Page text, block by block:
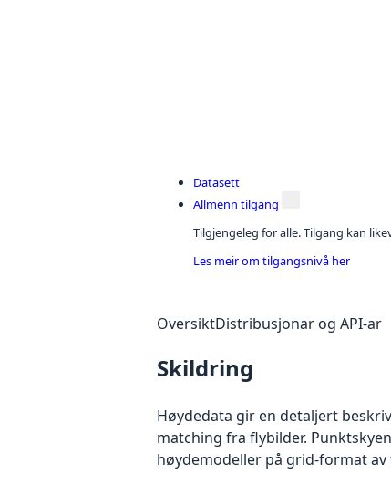
Datasett
Allmenn tilgang
Tilgjengeleg for alle. Tilgang kan
Les meir om tilgangsnivå her
OversiktDistribusjonar og API-ar
Skildring
Høydedata gir en detaljert
matching fra flybilder.
høydemodeller på grid-format